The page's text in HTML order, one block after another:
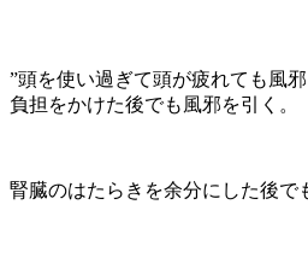
”頭を使い過ぎて頭が疲れても風
負担をかけた後でも風邪を引く。
腎臓のはたらきを余分にした後で